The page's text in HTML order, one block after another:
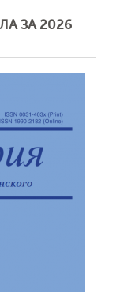
ЗА 2026